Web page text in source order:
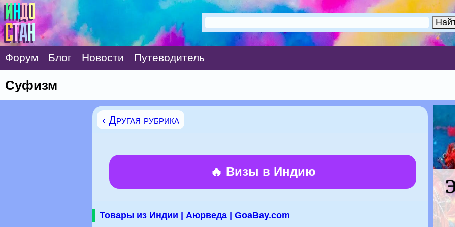
Форум Блог Новости Путеводитель
Суфизм
‹ Другая рубрика
🔥 Визы в Индию
Товары из Индии | Аюрведа | GoaBay.com